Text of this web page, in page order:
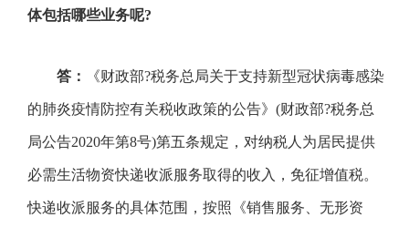
体包括哪些业务呢?
答： 《财政部?税务总局关于支持新型冠状病毒感染
的肺炎疫情防控有关税收政策的公告》 (财政部?税务总
局公告2020年第8号)第五条规定，对纳税人为居民提供
必需生活物资快递收派服务取得的收入，免征增值税。
快递收派服务的具体范围，按照《销售服务、无形资